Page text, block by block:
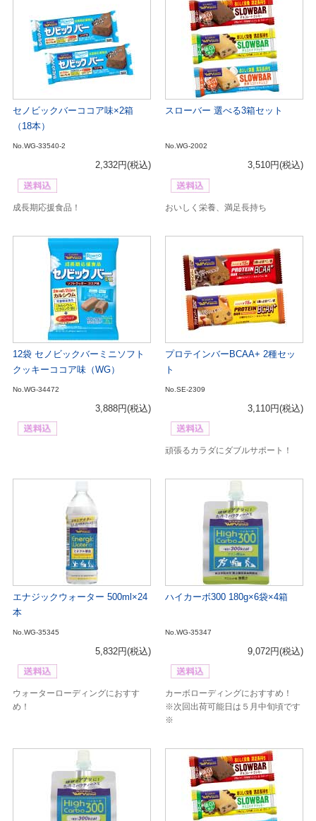
セノビックバーココア味×2箱
（18本）
No.WG-33540-2
2,332円(税込)
成長期応援食品！
スローバー 選べる3箱セット
No.WG-2002
3,510円(税込)
おいしく栄養、満足長持ち
12袋 セノビックバーミニソフト
クッキーココア味（WG）
No.WG-34472
3,888円(税込)
プロテインバーBCAA+ 2種セッ
ト
No.SE-2309
3,110円(税込)
頑張るカラダにダブルサポート！
エナジックウォーター 500ml×24
本
No.WG-35345
5,832円(税込)
ウォーターローディングにおすす
め！
ハイカーボ300 180g×6袋×4箱
No.WG-35347
9,072円(税込)
カーボローディングにおすすめ！
※次回出荷可能日は５月中旬頃です
※